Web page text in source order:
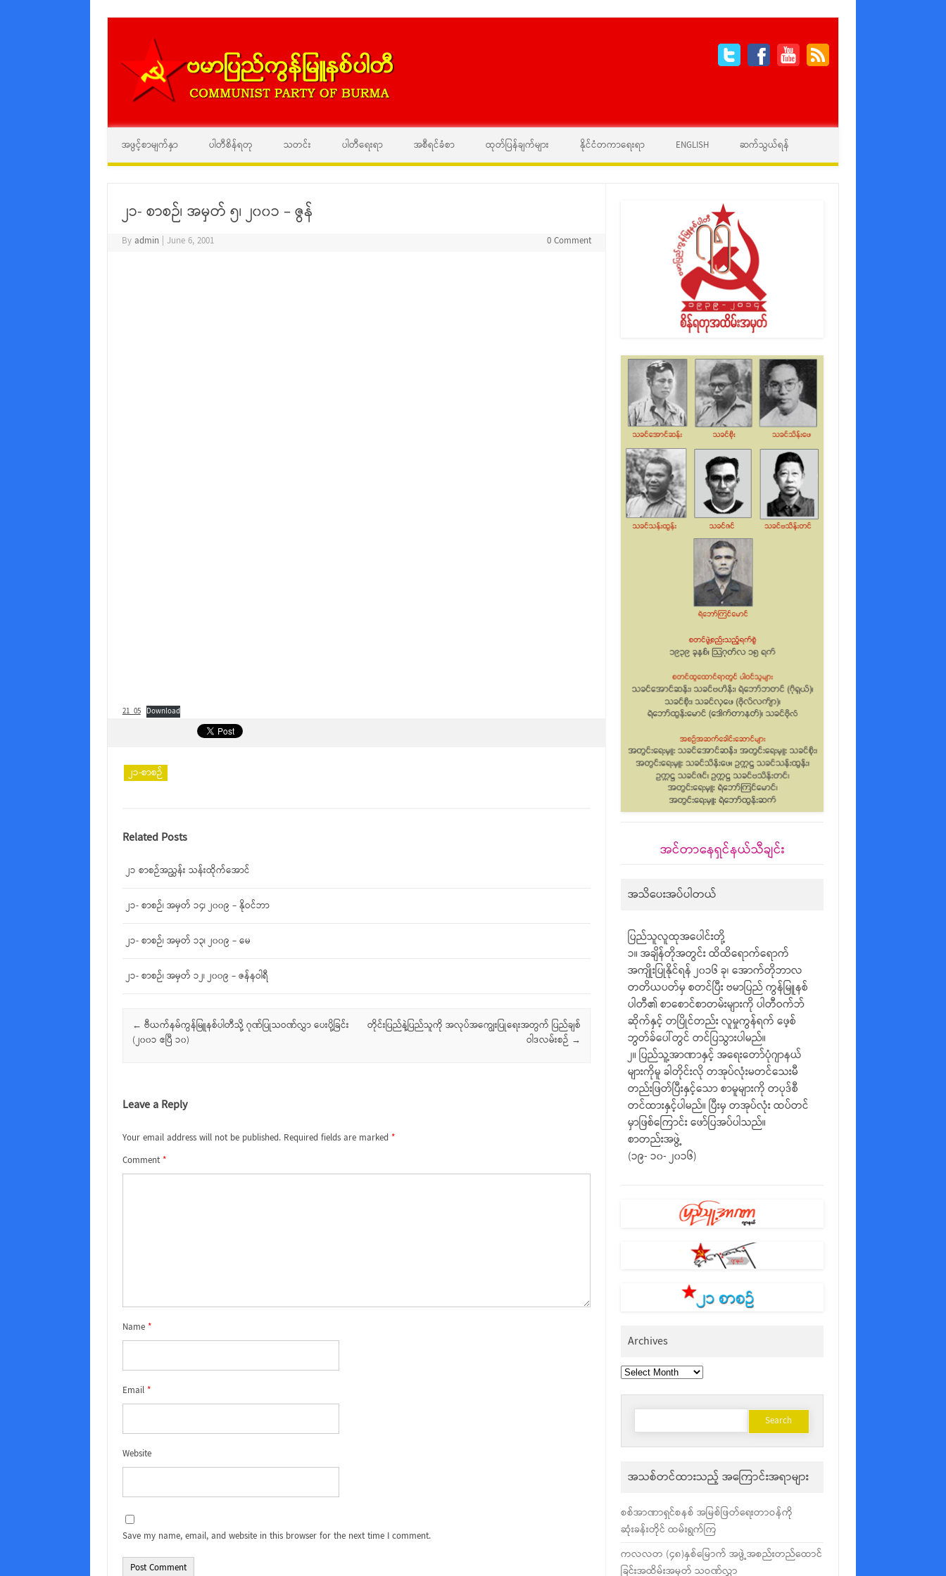
အဖွင့်စာမျက်နှာ ပါတီစိန်ရတု သတင်း ပါတီရေးရာ အစီရင်ခံစာ ထုတ်ပြန်ချက်များ နိုင်ငံတကာရေးရာ ENGLISH ဆက်သွယ်ရန်
၂၁- စာစဉ်၊ အမှတ် ၅၊ ၂၀၀၁ – ဇွန်
Byadmin June 6, 2001 0 Comment
21_05 Download
၂၁-စာစဉ်
Related Posts
၂၁ စာစဉ်အညွှန်း သန်းထိုက်အောင်
၂၁- စာစဉ်၊ အမှတ် ၁၄၊ ၂၀၀၉ – နိုဝင်ဘာ
၂၁- စာစဉ်၊ အမှတ် ၁၃၊ ၂၀၀၉ – မေ
၂၁- စာစဉ်၊ အမှတ် ၁၂၊ ၂၀၀၉ – ဇန်နဝါရီ
Post navigation
← ဗီယက်နမ်ကွန်မြူနစ်ပါတီသို့ ဂုဏ်ပြုသဝဏ်လွှာ ပေးပို့ခြင်း
(၂၀၀၁ ဧပြီ ၁၀)
တိုင်းပြည်နဲ့ပြည်သူကို အလုပ်အကျွေးပြုရေးအတွက် ပြည်ချစ်
ဝါဒလမ်းစဉ် →
Leave a Reply
Your email address will not be published. Required fields are marked*
Comment*
Name*
Email*
Website
Save my name, email, and website in this browser for the next time I comment.
အင်တာနေရှင်နယ်သီချင်း
အသိပေးအပ်ပါတယ်
ပြည်သူလူထုအပေါင်းတို့
၁။ အချိန်တိုအတွင်း ထိထိရောက်ရောက်
အကျိုးပြုနိုင်ရန် ၂၀၁၆ ခု၊ အောက်တိုဘာလ
တတိယပတ်မှ စတင်ပြီး ဗမာပြည် ကွန်မြူနစ်
ပါတီ၏ စာစောင်စာတမ်းများကို ပါတီဝက်ဘ်
ဆိုက်နှင့် တပြိုင်တည်း လူမှုကွန်ရက် ဖေ့စ်
ဘွတ်ခ်ပေါ်တွင် တင်ပြသွားပါမည်။
၂။ ပြည်သူ့အာဏာနှင့် အရေးတော်ပုံဂျာနယ်
များကိုမူ ခါတိုင်းလို တအုပ်လုံးမတင်သေးမီ
တည်းဖြတ်ပြီးနှင့်သော စာမူများကို တပုဒ်စီ
တင်ထားနှင့်ပါမည်။ ပြီးမှ တအုပ်လုံး ထပ်တင်
မှာဖြစ်ကြောင်း ဖော်ပြအပ်ပါသည်။
စာတည်းအဖွဲ့
(၁၉- ၁၀- ၂၀၁၆)
Archives
Archives
Search
အသစ်တင်ထားသည့် အကြောင်းအရာများ
စစ်အာဏာရှင်စနစ် အမြစ်ဖြတ်ရေးတာဝန်ကို
ဆုံးခန်းတိုင် ထမ်းရွက်ကြ
ကလလတ (၄၈)နှစ်မြောက် အဖွဲ့အစည်းတည်ထောင်
ခြင်းအထိမ်းအမှတ် သဝဏ်လွှာ